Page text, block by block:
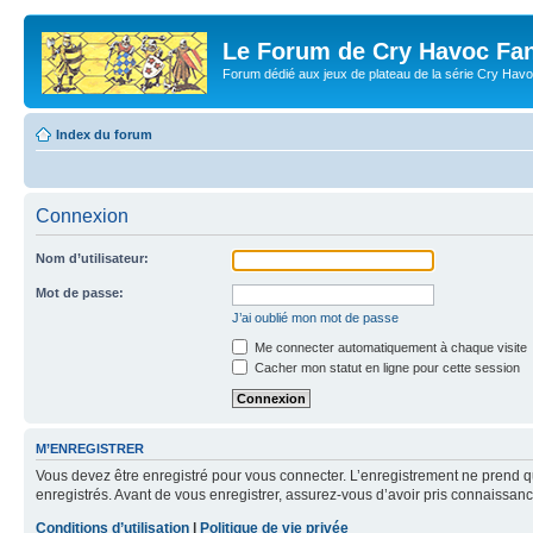
Le Forum de Cry Havoc
Forum dédié aux jeux de plateau de la série Cry
Index du forum
Connexion
Nom d’utilisateur:
Mot de passe:
J’ai oublié mon mot de passe
Me connecter automatiquement à chaque visite
Cacher mon statut en ligne pour cette session
M’ENREGISTRER
Vous devez être enregistré pour vous connecter. L’enregistrement ne
enregistrés. Avant de vous enregistrer, assurez-vous d’avoir pris
Conditions d’utilisation
Politique de vie privée